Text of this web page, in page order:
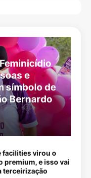
e
símbolo de
Bernardo
facilities virou o
premium, e isso vai
terceirização